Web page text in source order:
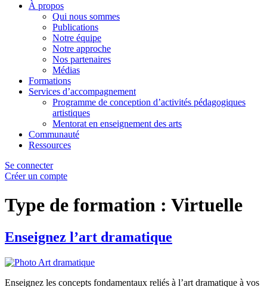
À propos
Qui nous sommes
Publications
Notre équipe
Notre approche
Nos partenaires
Médias
Formations
Services d’accompagnement
Programme de conception d’activités pédagogiques
artistiques
Mentorat en enseignement des arts
Communauté
Ressources
Se connecter
Créer un compte
Type de formation : Virtuelle
Enseignez l’art dramatique
Enseignez les concepts fondamentaux reliés à l’art dramatique à vos